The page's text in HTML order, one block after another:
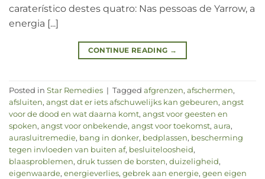
caraterístico destes quatro: Nas pessoas de Yarrow, a
energia [...]
CONTINUE READING →
Posted in Star Remedies | Tagged afgrenzen, afschermen,
afsluiten, angst dat er iets afschuwelijks kan gebeuren, angst
voor de dood en wat daarna komt, angst voor geesten en
spoken, angst voor onbekende, angst voor toekomst, aura,
aurasluitremedie, bang in donker, bedplassen, bescherming
tegen invloeden van buiten af, besluiteloosheid,
blaasproblemen, druk tussen de borsten, duizeligheid,
eigenwaarde, energieverlies, gebrek aan energie, geen eigen